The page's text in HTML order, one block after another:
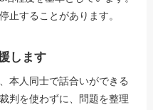
止することがあります。
します
本人同士で話合いができる
判を使わずに、問題を整理